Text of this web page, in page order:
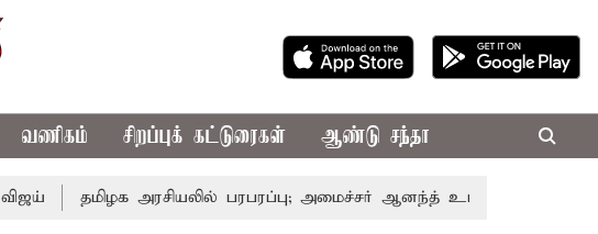
வணிகம் சிறப்புக் கட்டுரைகள் ஆண்டு சந்தா
தமிழக அரசியலில் பரபரப்பு; அமைச்சர் ஆனந்த் உடன் சி.வி. சண்முகம்,